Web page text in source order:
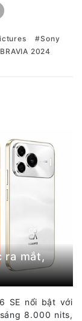
Sony
2024
ra mắt,
SE nổi bật với
8.000 nits,